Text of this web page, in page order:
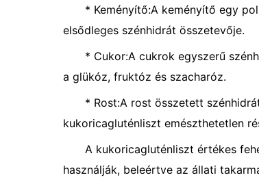
* Keményítő:A keményítő egy
elsődleges szénhidrát összetevője.
* Cukor:A cukrok egyszerű
a glükóz, fruktóz és szacharóz.
* Rost:A rost összetett
kukoricagluténliszt emészthetetlen
A kukoricagluténliszt értékes
használják, beleértve az állati